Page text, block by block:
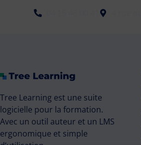
Tree Learning est une suite
logicielle pour la formation.
Avec un outil auteur et un LMS
ergonomique et simple